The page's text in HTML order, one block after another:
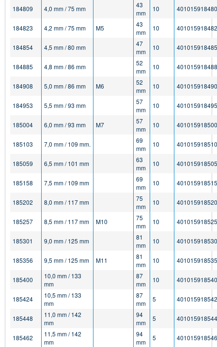
184809 4,0 mm / 75 mm
43
mm
10
184823 4,2 mm / 75 mm M5
43
mm
10
184854 4,5 mm / 80 mm
47
mm
10
184885 4,8 mm / 86 mm
52
mm
10
184908 5,0 mm / 86 mm M6
52
mm
10
184953 5,5 mm / 93 mm
57
mm
10
185004 6,0 mm / 93 mm M7
57
mm
10
185103 7,0 mm / 109 mm.
69
mm
10
185059 6,5 mm / 101 mm
63
mm
10
185158 7,5 mm / 109 mm
69
mm
10
185202 8,0 mm / 117 mm
75
mm
10
185257 8,5 mm / 117 mm M10
75
mm
10
185301 9,0 mm / 125 mm
81
mm
10
185356 9,5 mm / 125 mm M11
81
mm
10
185400
10,0 mm / 133
mm
87
mm
10
185424
10,5 mm / 133
mm
87
mm
5
185448
11,0 mm / 142
mm
94
mm
5
185462
11,5 mm / 142
mm
94
mm
5